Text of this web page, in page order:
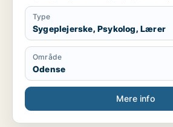
Type
Sygeplejerske, Psykolog, Lærer
Område
Odense
Mere info